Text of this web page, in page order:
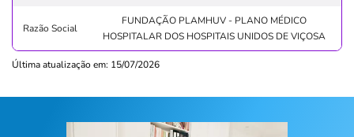
Razão Social
FUNDAÇÃO PLAMHUV - PLANO MÉDICO
HOSPITALAR DOS HOSPITAIS UNIDOS DE VIÇOSA
Última atualização em: 15/07/2026